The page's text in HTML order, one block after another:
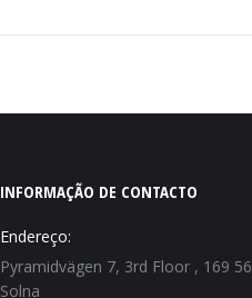
INFORMAÇÃO DE CONTACTO
Endereço:
Pyramidvägen 7, 3rd Floor , 169 56
Solna